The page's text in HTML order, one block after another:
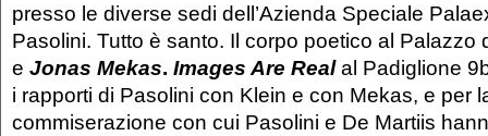
presso le diverse sedi dell’Azienda Speciale
Pasolini. Tutto è santo. Il corpo poetico al Palazzo
e Jonas Mekas. Images Are Realal Padiglione
i rapporti di Pasolini con Klein e con Mekas, e per
commiserazione con cui Pasolini e De Martiis